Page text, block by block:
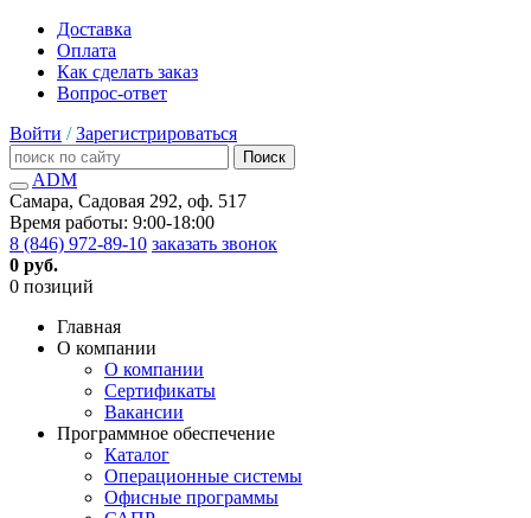
Доставка
Оплата
Как сделать заказ
Вопрос-ответ
Войти / Зарегистрироваться
Поиск
ADM
Самара, Садовая 292, оф. 517
Время работы: 9:00-18:00
8 (846) 972-89-10 заказать звонок
0 руб.
0 позиций
Главная
О компании
О компании
Сертификаты
Вакансии
Программное обеспечение
Каталог
Операционные системы
Офисные программы